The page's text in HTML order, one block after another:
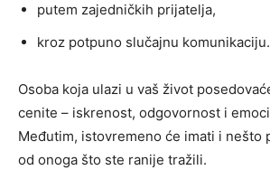
putem zajedničkih prijatelja,
kroz potpuno slučajnu komunikaciju.
Osoba koja ulazi u vaš život
cenite – iskrenost, odgovornost i
Međutim, istovremeno će imati i nešto
od onoga što ste ranije tražili.